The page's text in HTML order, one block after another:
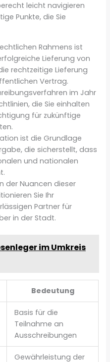
leicht navigieren
Punkte, die Sie
Rahmens ist
Lieferung von
rechtzeitige Lieferung
Vertrag.
im Jahr
die Sie einhalten
für zukünftige
ist die Grundlage
die sicherstellt, dass
und nationalen
der Nuancen dieser
Sie Ihr
Partner für
in der Stadt.
im Umkreis
Bedeutung
Basis für die
Teilnahme an
Ausschreibungen
Gewährleistung der